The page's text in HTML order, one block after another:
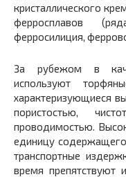
кристаллического
ферросплавов
ферросилиция,
За рубежом в
используют
характеризующиеся
пористостью,
проводимостью.
единицу
транспортные
время препятствуют